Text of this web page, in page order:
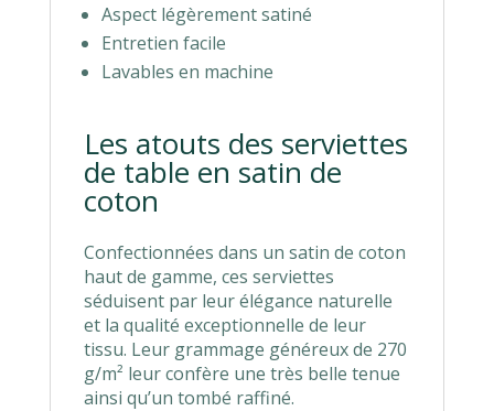
Aspect légèrement satiné
Entretien facile
Lavables en machine
Les atouts des serviettes
de table en satin de
coton
Confectionnées dans un satin de coton
haut de gamme, ces serviettes
séduisent par leur élégance naturelle
et la qualité exceptionnelle de leur
tissu. Leur grammage généreux de 270
g/m² leur confère une très belle tenue
ainsi qu’un tombé raffiné.